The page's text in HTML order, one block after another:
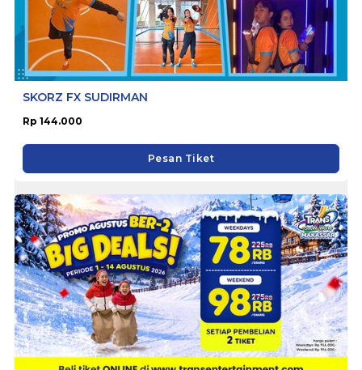
SKORZ FX SUDIRMAN
Rp 144.000
Pesan Tiket